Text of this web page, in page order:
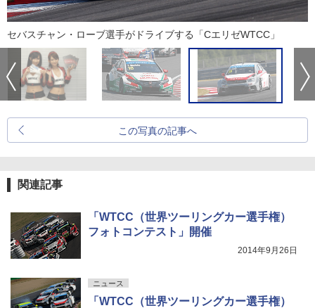
セバスチャン・ローブ選手がドライブする「CエリゼWTCC」
この写真の記事へ
関連記事
「WTCC（世界ツーリングカー選手権）
フォトコンテスト」開催
2014年9月26日
ニュース
「WTCC（世界ツーリングカー選手権）